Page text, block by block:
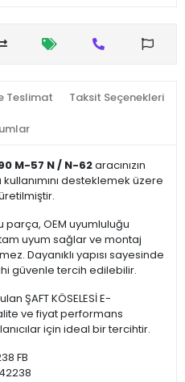
Teslimat Taksit Seçenekleri
M-57 N / N-62aracınızın
desteklemek üzere
parça, OEM uyumluluğu
uyum sağlar ve montaj
Dayanıklı yapısı sayesinde
güvenle tercih edilebilir.
ŞAFT KÖSELESİ E-
ve fiyat performans
için ideal bir tercihtir.
FB